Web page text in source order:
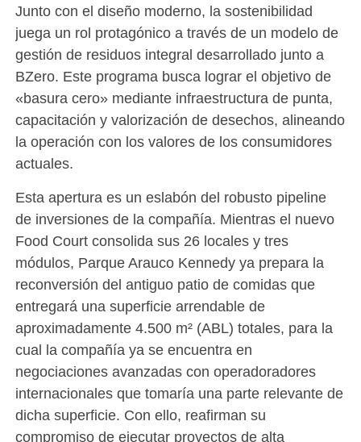
Junto con el diseño moderno, la sostenibilidad
juega un rol protagónico a través de un modelo de
gestión de residuos integral desarrollado junto a
BZero. Este programa busca lograr el objetivo de
«basura cero» mediante infraestructura de punta,
capacitación y valorización de desechos, alineando
la operación con los valores de los consumidores
actuales.
Esta apertura es un eslabón del robusto pipeline
de inversiones de la compañía. Mientras el nuevo
Food Court consolida sus 26 locales y tres
módulos, Parque Arauco Kennedy ya prepara la
reconversión del antiguo patio de comidas que
entregará una superficie arrendable de
aproximadamente 4.500 m² (ABL) totales, para la
cual la compañía ya se encuentra en
negociaciones avanzadas con operadoradores
internacionales que tomaría una parte relevante de
dicha superficie. Con ello, reafirman su
compromiso de ejecutar proyectos de alta